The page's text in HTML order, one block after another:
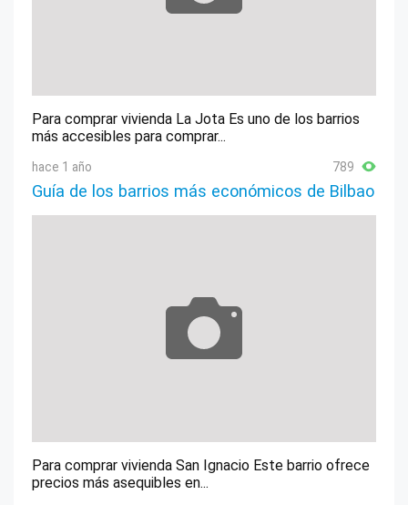
Para comprar vivienda La Jota Es uno de los barrios
más accesibles para comprar...
hace 1 año 789
Guía de los barrios más económicos de Bilbao
Para comprar vivienda San Ignacio Este barrio ofrece
precios más asequibles en...